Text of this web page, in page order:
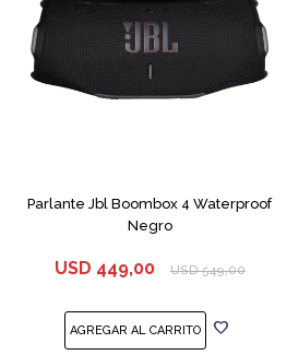
Parlante Jbl Boombox 4 Waterproof
Negro
USD 449,00 USD 549,00